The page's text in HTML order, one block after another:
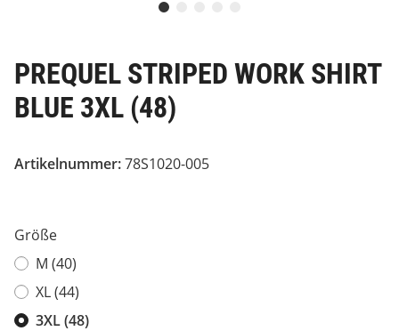
PREQUEL STRIPED WORK SHIRT
BLUE 3XL (48)
Artikelnummer:78S1020-005
Größe
M (40)
XL (44)
3XL (48)